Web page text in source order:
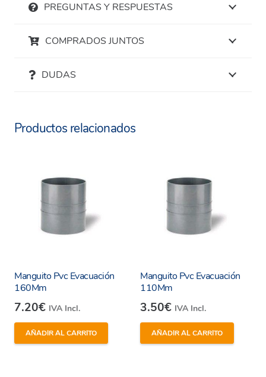
PREGUNTAS Y RESPUESTAS
COMPRADOS JUNTOS
DUDAS
Productos relacionados
Manguito Pvc Evacuación
160Mm
7.20€ IVA Incl.
AÑADIR AL CARRITO
Manguito Pvc Evacuación
110Mm
3.50€ IVA Incl.
AÑADIR AL CARRITO